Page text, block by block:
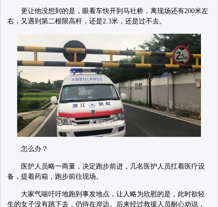
更让他没想到的是，眼看车快开到马社桥，离现场还有200米左
右，又遇到第二根限高杆，还是2.3米，还是过不去。
怎么办？
医护人员略一商量，决定跑步前进，几名医护人员扛着医疗设
备，提着药箱，跑步前往现场。
大家气喘吁吁地跑到事发地点，让人略为欣慰的是，此时欲轻
生的女子没有跳下去，仍待在岸边。后来经过救援人员耐心劝说，